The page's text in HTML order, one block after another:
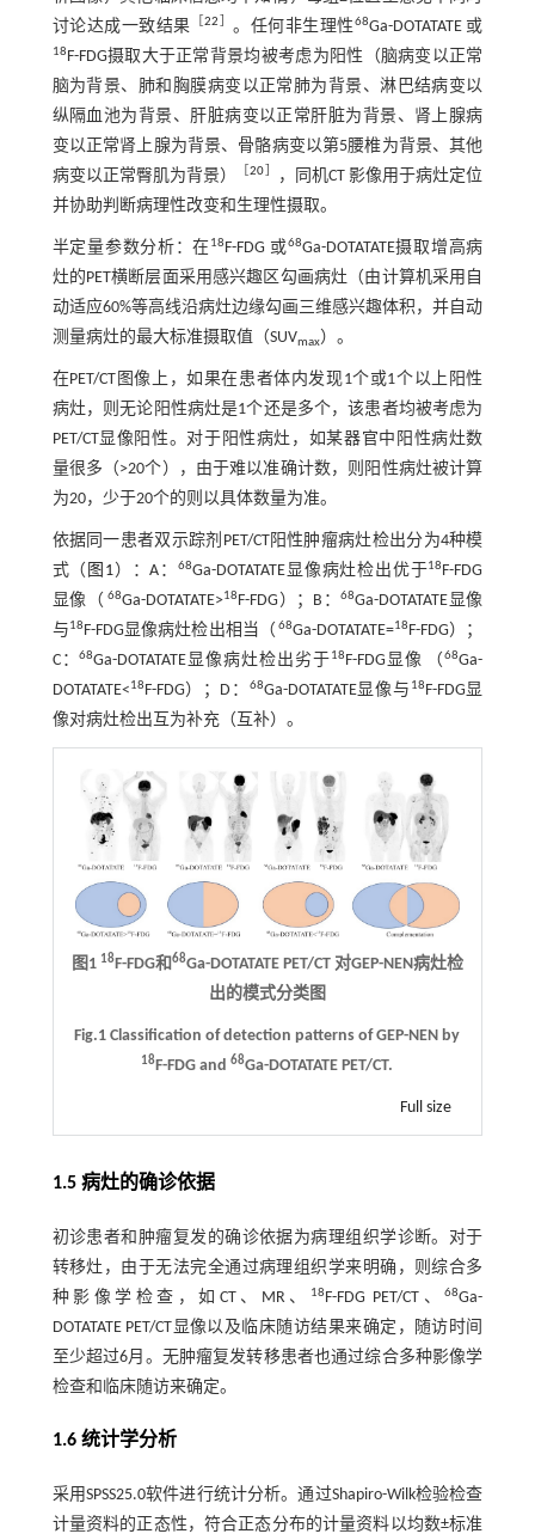
讨论达成一致结果 ［22 。任何非生理性68Ga-DOTATATE 或
18 F-FDG摄取大于正常背景均被考虑为阳性（脑病变以正常
脑为背景、肺和胸膜病变以正常肺为背景、淋巴结病变以
纵隔血池为背景、肝脏病变以正常肝脏为背景、肾上腺病
变以正常肾上腺为背景、骨骼病变以第5腰椎为背景、其他
病变以正常臀肌为背景）
［20
，同机CT 影像用于病灶定位
并协助判断病理性改变和生理性摄取。
半定量参数分析：在 18 F-FDG 或68Ga-DOTATATE摄取增高病
灶的PET横断层面采用感兴趣区勾画病灶（由计算机采用自
动适应60%等高线沿病灶边缘勾画三维感兴趣体积，并自动
测量病灶的最大标准摄取值（SUVmax）。
在PET/CT图像上，如果在患者体内发现1个或1个以上阳性
病灶，则无论阳性病灶是1个还是多个，该患者均被考虑为
PET/CT显像阳性。对于阳性病灶，如某器官中阳性病灶数
量很多（>20个），由于难以准确计数，则阳性病灶被计算
为20，少于20个的则以具体数量为准。
依据同一患者双示踪剂PET/CT阳性肿瘤病灶检出分为4种模
式（ 图1 ）：A：68Ga-DOTATATE显像病灶检出优于18 F-FDG
显像（ 68Ga-DOTATATE>18 F-FDG）；B：68Ga-DOTATATE显像
与18 F-FDG显像病灶检出相当（ 68Ga-DOTATATE=18 F-FDG）；
C：68Ga-DOTATATE显像病灶检出劣于18 F-FDG显像 （68Ga-
DOTATATE<18 F-FDG）；D： 68Ga-DOTATATE显像与 18 F-FDG显
像对病灶检出互为补充（互补）。
图1 18F-FDG和68Ga-DOTATATE PET/CT 对GEP-NEN病灶检
出的模式分类图
Fig.1 Classification of detection patterns of GEP-NEN by
18F-FDG and68Ga-DOTATATE PET/CT.
Full size
1.5 病灶的确诊依据
初诊患者和肿瘤复发的确诊依据为病理组织学诊断。对于
转移灶，由于无法完全通过病理组织学来明确，则综合多
种影像学检查，如CT、MR、
18 F-FDG PET/CT、68Ga-
DOTATATE PET/CT显像以及临床随访结果来确定，随访时间
至少超过6月。无肿瘤复发转移患者也通过综合多种影像学
检查和临床随访来确定。
1.6 统计学分析
采用SPSS25.0软件进行统计分析。通过Shapiro-Wilk检验检查
计量资料的正态性，符合正态分布的计量资料以均数±标准